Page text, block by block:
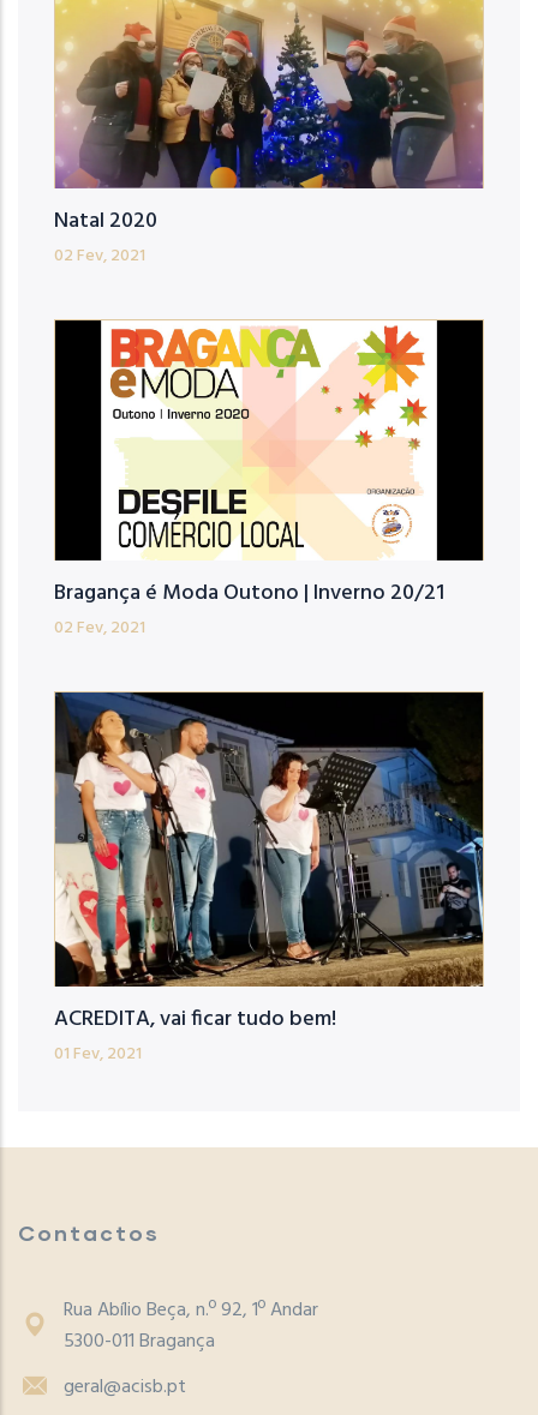
Natal 2020
02 Fev, 2021
Bragança é Moda Outono | Inverno 20/21
02 Fev, 2021
ACREDITA, vai ficar tudo bem!
01 Fev, 2021
Contactos
Rua Abílio Beça, n.º 92, 1º Andar
5300-011 Bragança
geral@acisb.pt